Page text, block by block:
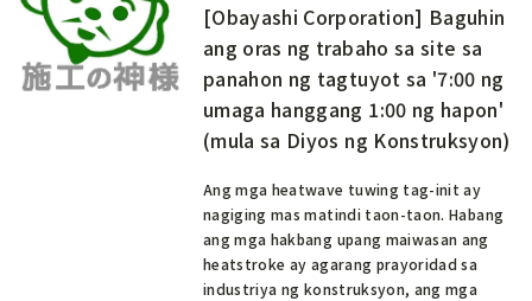
[Obayashi Corporation] Baguhin
ang oras ng trabaho sa site sa
panahon ng tagtuyot sa '7:00 ng
umaga hanggang 1:00 ng hapon'
(mula sa Diyos ng Konstruksyon)
Ang mga heatwave tuwing tag-init ay
nagiging mas matindi taon-taon. Habang
ang mga hakbang upang maiwasan ang
heatstroke ay agarang prayoridad sa
industriya ng konstruksyon, ang mga